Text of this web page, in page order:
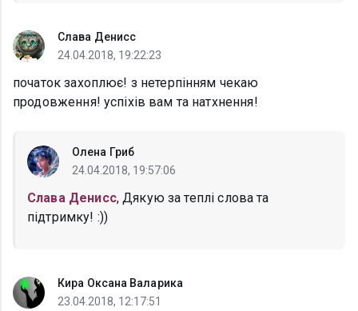
Слава Денисс
24.04.2018, 19:22:23
початок захоплює! з нетерпінням чекаю
продовження! успіхів вам та натхнення!
Олена Гриб
24.04.2018, 19:57:06
Слава Денисс, Дякую за теплі слова та
підтримку! :))
Кира Оксана Валарика
23.04.2018, 12:17:51